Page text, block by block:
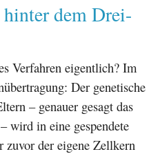
dem Drei-
Verfahren eigentlich? Im
Der genetische
– genauer gesagt das
wird in eine gespendete
zuvor der eigene Zellkern